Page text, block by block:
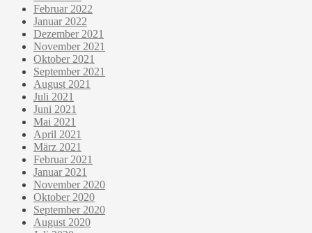
Februar 2022
Januar 2022
Dezember 2021
November 2021
Oktober 2021
September 2021
August 2021
Juli 2021
Juni 2021
Mai 2021
April 2021
März 2021
Februar 2021
Januar 2021
November 2020
Oktober 2020
September 2020
August 2020